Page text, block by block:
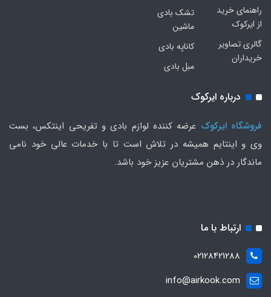
راهنمای خرید
از ایرکوک
گالری تصاویر
خریداران
تشک بادی
ماشین
کاناپه بادی
مبل بادی
درباره ایرکوک
فروشگاه ایرکوک عرضه کننده لوازم بادی و تفریحی اینتکس، بست
وی و اینتایم همیشه در تلاش است تا با خدمات عالی خود نامی
ماندگار در ذهن مشتریان عزیز خود باشد.
ارتباط با ما
02128421288
info@airkook.com